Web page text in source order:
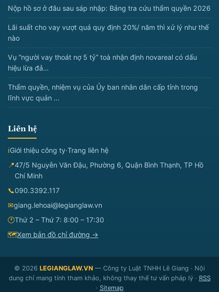
Nộp hồ sơ ở đâu sau sáp nhập: Bảng tra cứu thẩm quyền 2026
Lãi suất cho vay vượt quá quy định 20%/ năm thì xử lý như thế
nào
Vụ “người vay thoát nợ 5 tỷ” toà nhận định novareal có dấu
hiệu lừa đả…
Thẩm quyền, nhiệm vụ của Ủy ban nhân dân cấp tỉnh trong
lĩnh vực quản …
Liên hệ
ℹGiới thiệu công ty·Trang liên hệ
📍47/5 Nguyễn Văn Đậu, Phường 6, Quận Bình Thạnh, TP Hồ
Chí Minh
📞090.3392.117
✉giang.lehoai@legianglaw.vn
🕐Thứ 2 – Thứ 7: 8:00 – 17:30
🗺Xem bản đồ chỉ đường →
© 2026 LEGIANGLAW.VN — Công ty Luật TNHH Lê Giang · Nội
dung chỉ mang tính tham khảo, không thay thế tư vấn pháp lý · RSS
· Sitemap